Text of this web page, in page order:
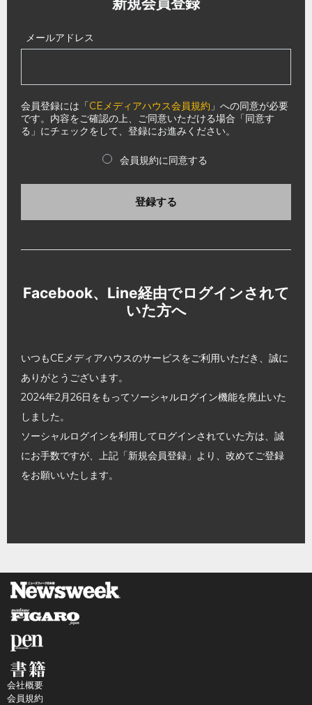
メールアドレス
会員登録には「CEメディアハウス会員規約 」への同意が必要
です。内容をご確認の上、ご同意いただける場合「同意す
る」にチェックをして、登録にお進みください。
会員規約に同意する
登録する
Facebook、Line経由でログインされて
いた方へ
いつもCEメディアハウスのサービスをご利用いただき、誠に
ありがとうございます。
2024年2月26日をもってソーシャルログイン機能を廃止いた
しました。
ソーシャルログインを利用してログインされていた方は、誠
にお手数ですが、上記「新規会員登録」より、改めてご登録
をお願いいたします。
会社概要
会員規約